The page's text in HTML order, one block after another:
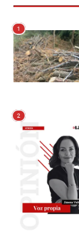
1
2